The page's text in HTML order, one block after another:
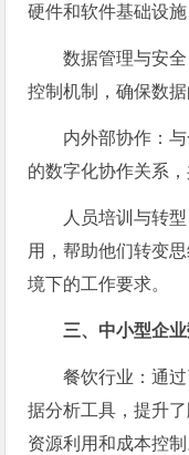
硬件和软件基础设
数据管理与安
控制机制，确保数
内外部协作：
的数字化协作关系
人员培训与转
用，帮助他们转变
境下的工作要求。
三、中小型企
餐饮行业：通
据分析工具，提升
资源利用和成本控制